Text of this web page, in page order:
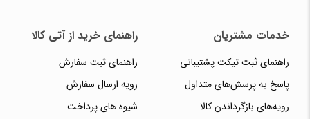
خدمات مشتریان
راهنمای ثبت تیکت پشتیبانی
پاسخ به پرسش‌های متداول
رویه‌های بازگرداندن کالا
راهنمای خرید از آتی کالا
راهنمای ثبت سفارش
رویه ارسال سفارش
شیوه های پرداخت